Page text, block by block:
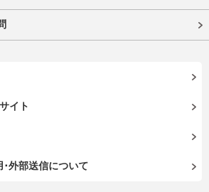
イト
外部送信について